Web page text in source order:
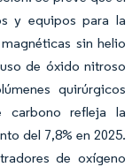
y equipos para la
sin helio
de óxido nitroso
quirúrgicos
carbono refleja la
del 7,8% en 2025.
de oxígeno